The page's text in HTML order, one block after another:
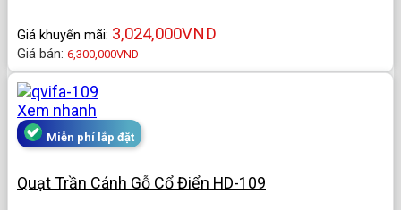
Giá khuyến mãi: 3,024,000VND
Giá bán: 6,300,000VND
Xem nhanh
Miễn phí lắp đặt
Quạt Trần Cánh Gỗ Cổ Điển HD-109